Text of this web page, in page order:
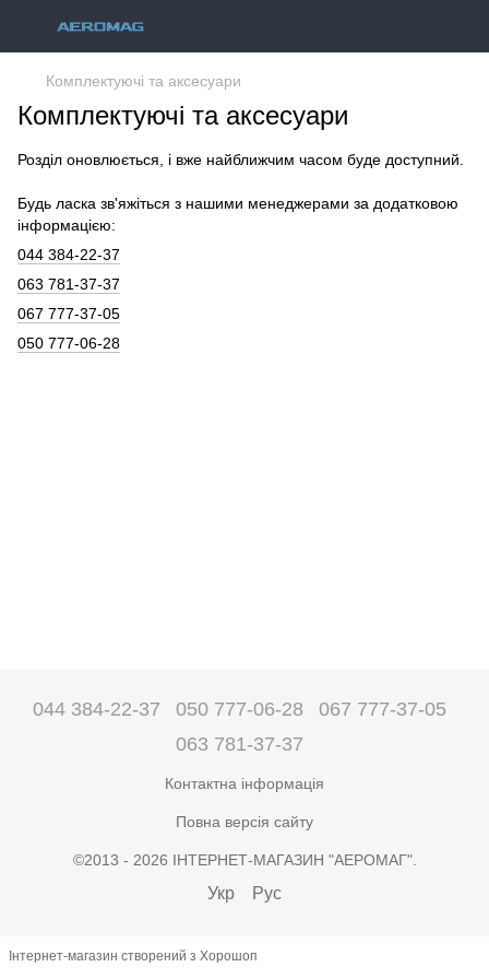
Комплектуючі та аксесуари
Комплектуючі та аксесуари
Розділ оновлюється, і вже найближчим часом буде доступний.
Будь ласка зв'яжіться з нашими менеджерами за додатковою
інформацією:
044 384-22-37
063 781-37-37
067 777-37-05
050 777-06-28
044 384-22-37 050 777-06-28
067 777-37-05
063 781-37-37
Контактна інформація
Повна версія сайту
©2013 - 2026 ІНТЕРНЕТ-МАГАЗИН "АЕРОМАГ".
Укр Рус
Інтернет-магазин створений з Хорошоп